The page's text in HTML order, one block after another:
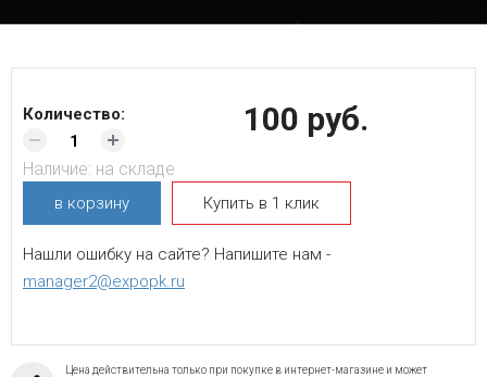
100 руб.
Количество:
Наличие: на складе
в корзину Купить в 1 клик
Нашли ошибку на сайте? Напишите нам -
manager2@expopk.ru
Цена действительна только при покупке в интернет-магазине и может